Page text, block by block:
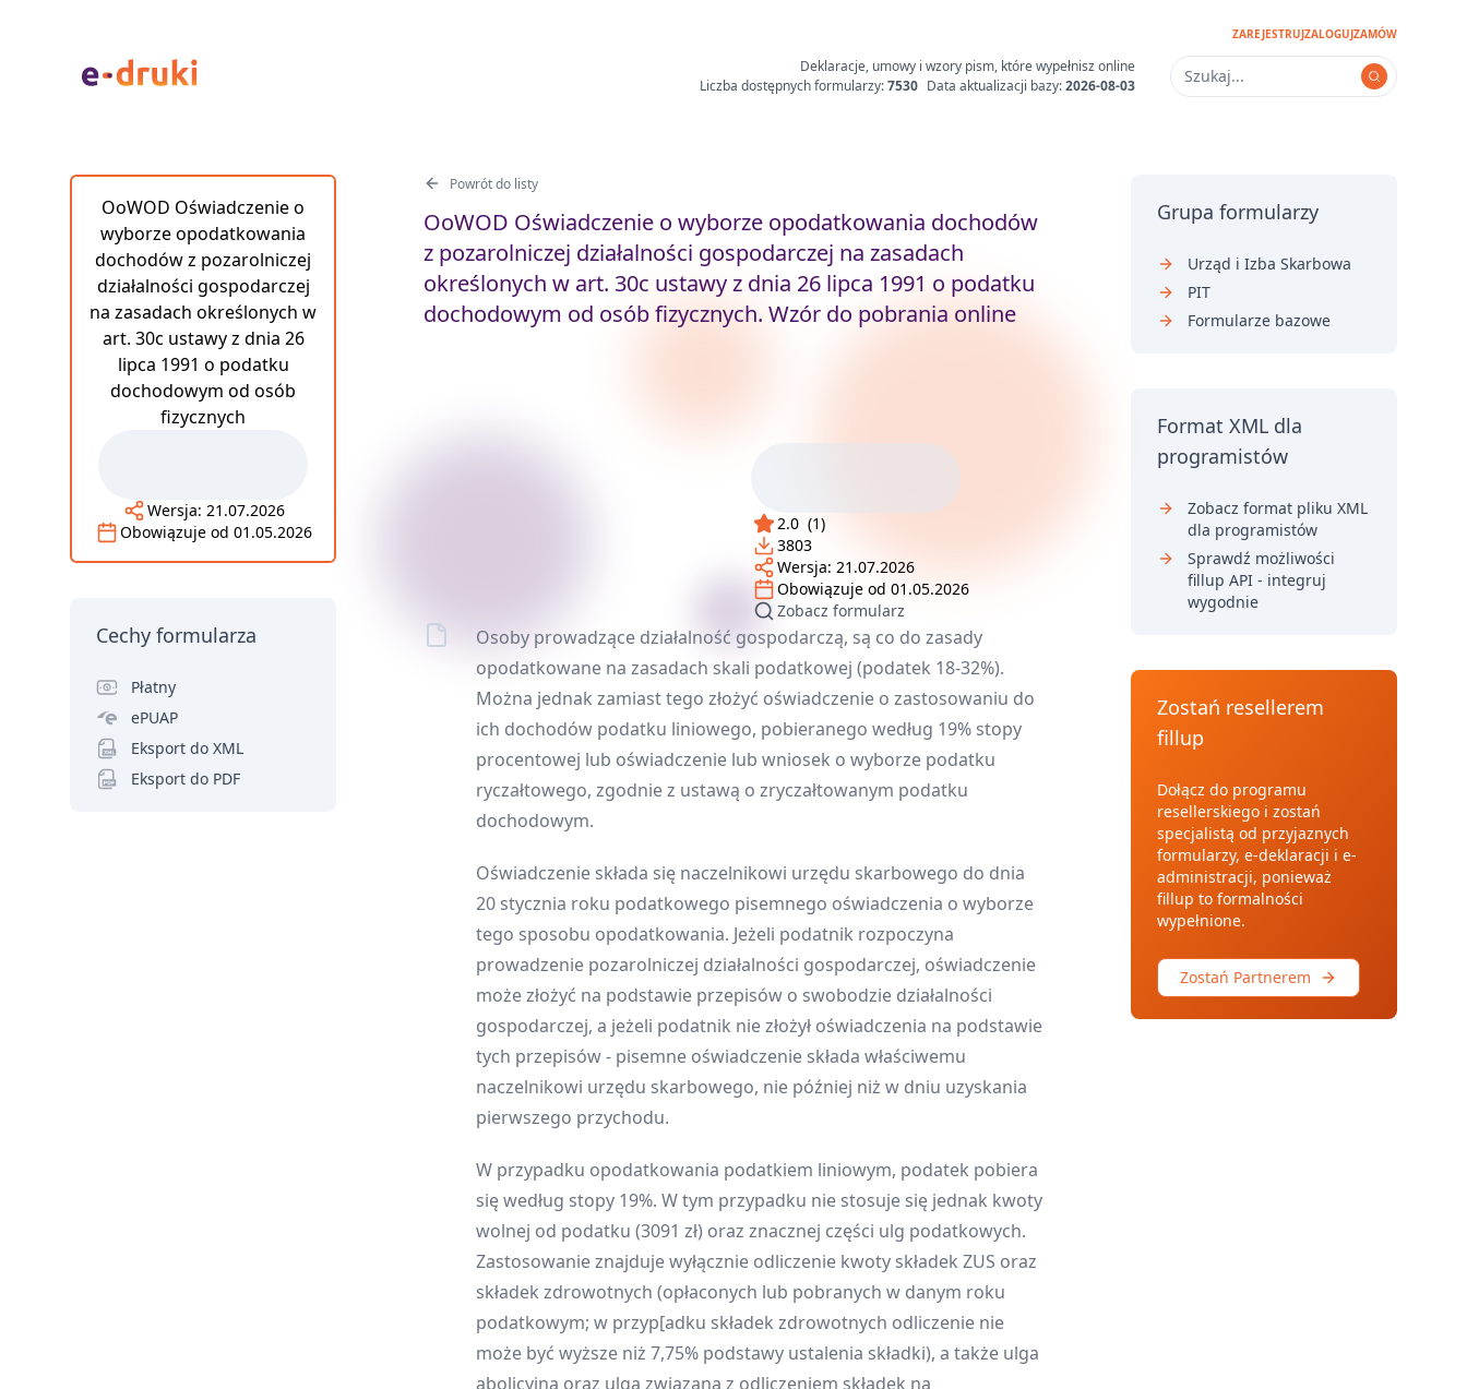
ZAREJESTRUJZALOGUJZAMÓW
Deklaracje, umowy i wzory pism, które wypełnisz online
Liczba dostępnych formularzy:7530 Data aktualizacji bazy:2026-08-03
Powrót do listy
OoWOD Oświadczenie o wyborze opodatkowania dochodów
z pozarolniczej działalności gospodarczej na zasadach
określonych w art. 30c ustawy z dnia 26 lipca 1991 o podatku
dochodowym od osób fizycznych. Wzór do pobrania online
2.0 (1)
3803
Wersja: 21.07.2026
Obowiązuje od 01.05.2026
Zobacz formularz
Osoby prowadzące działalność gospodarczą, są co do zasady
opodatkowane na zasadach skali podatkowej (podatek 18-32%).
Można jednak zamiast tego złożyć oświadczenie o zastosowaniu do
ich dochodów podatku liniowego, pobieranego według 19% stopy
procentowej lub oświadczenie lub wniosek o wyborze podatku
ryczałtowego, zgodnie z ustawą o zryczałtowanym podatku
dochodowym.
Oświadczenie składa się naczelnikowi urzędu skarbowego do dnia
20 stycznia roku podatkowego pisemnego oświadczenia o wyborze
tego sposobu opodatkowania. Jeżeli podatnik rozpoczyna
prowadzenie pozarolniczej działalności gospodarczej, oświadczenie
może złożyć na podstawie przepisów o swobodzie działalności
gospodarczej, a jeżeli podatnik nie złożył oświadczenia na podstawie
tych przepisów - pisemne oświadczenie składa właściwemu
naczelnikowi urzędu skarbowego, nie później niż w dniu uzyskania
pierwszego przychodu.
W przypadku opodatkowania podatkiem liniowym, podatek pobiera
się według stopy 19%. W tym przypadku nie stosuje się jednak kwoty
wolnej od podatku (3091 zł) oraz znacznej części ulg podatkowych.
Zastosowanie znajduje wyłącznie odliczenie kwoty składek ZUS oraz
składek zdrowotnych (opłaconych lub pobranych w danym roku
podatkowym; w przyp[adku składek zdrowotnych odliczenie nie
może być wyższe niż 7,75% podstawy ustalenia składki), a także ulga
abolicyjna oraz ulga związana z odliczeniem składek na
OoWOD Oświadczenie o
wyborze opodatkowania
dochodów z pozarolniczej
działalności gospodarczej
na zasadach określonych w
art. 30c ustawy z dnia 26
lipca 1991 o podatku
dochodowym od osób
fizycznych
Wersja: 21.07.2026
Obowiązuje od 01.05.2026
Cechy formularza
Płatny
ePUAP
Eksport do XML
Eksport do PDF
Grupa formularzy
Urząd i Izba Skarbowa
PIT
Formularze bazowe
Format XML dla
programistów
Zobacz format pliku XML
dla programistów
Sprawdź możliwości
fillup API - integruj
wygodnie
Zostań resellerem
fillup
Dołącz do programu
resellerskiego i zostań
specjalistą od przyjaznych
formularzy, e-deklaracji i e-
administracji, ponieważ
fillup to formalności
wypełnione.
Zostań Partnerem